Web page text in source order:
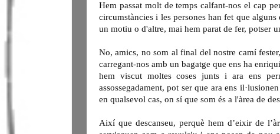
Hem passat molt de temps calfant-nos el cap
circumstàncies i les persones han fet que
un motiu o d'altre, mai hem parat de fer, potser
No, amics, no som al final del nostre camí
carregant-nos amb un bagatge que ens ha
hem viscut moltes coses junts i ara ens
assossegadament, pot ser que ara ens
en qualsevol cas, on sí que som és a l'àrea de
Així que descanseu, perquè hem d’eixir de